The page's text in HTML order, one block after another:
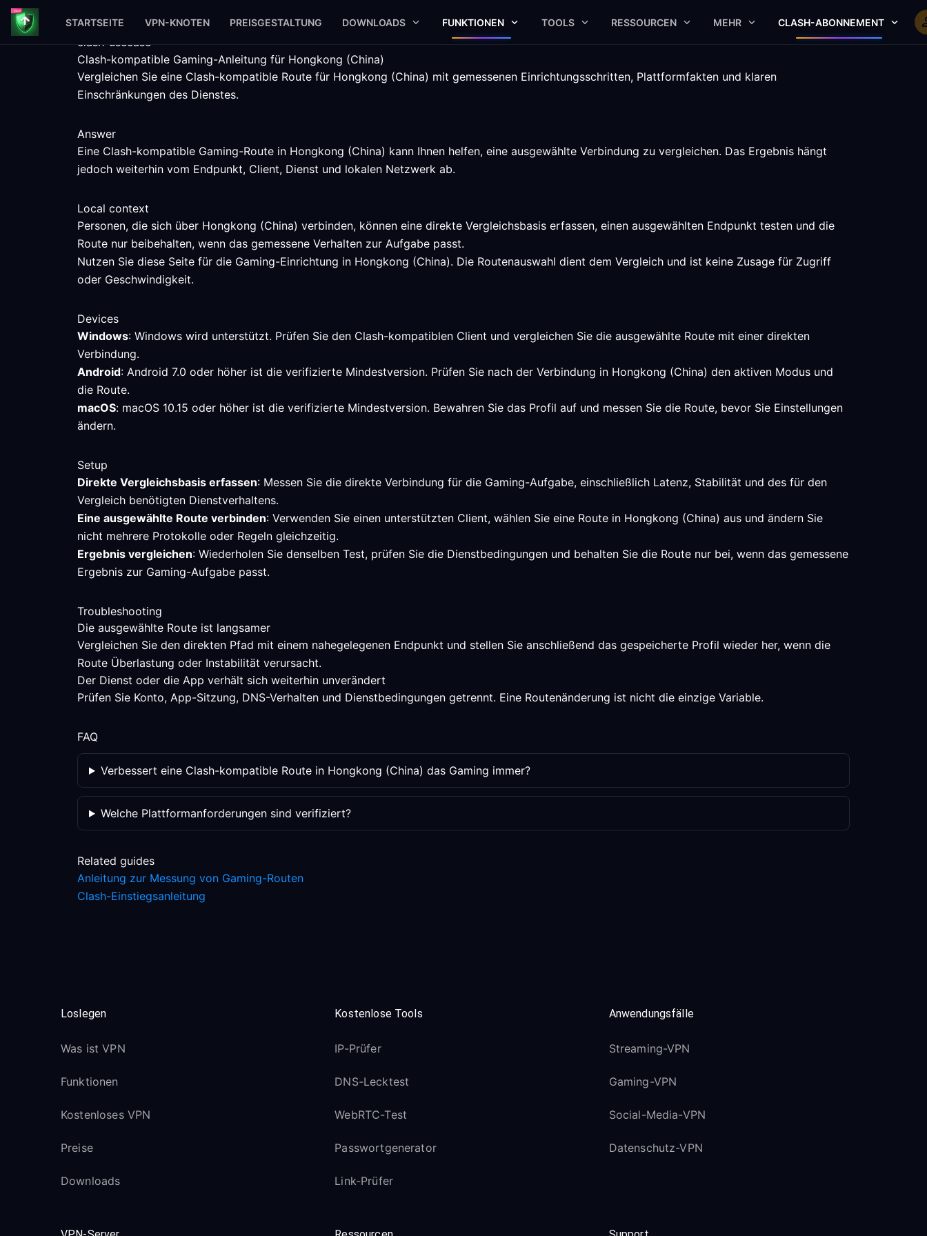
STARTSEITE VPN-KNOTEN PREISGESTALTUNG DOWNLOADS FUNKTIONEN TOOLS RESSOURCEN MEHR CLASH-ABONNEMENT
clash-usecase
Clash-kompatible Gaming-Anleitung für Hongkong (China)
Vergleichen Sie eine Clash-kompatible Route für Hongkong (China) mit gemessenen Einrichtungsschritten, Plattformfakten und klaren
Einschränkungen des Dienstes.
Answer
Eine Clash-kompatible Gaming-Route in Hongkong (China) kann Ihnen helfen, eine ausgewählte Verbindung zu vergleichen. Das Ergebnis hängt
jedoch weiterhin vom Endpunkt, Client, Dienst und lokalen Netzwerk ab.
Local context
Personen, die sich über Hongkong (China) verbinden, können eine direkte Vergleichsbasis erfassen, einen ausgewählten Endpunkt testen und die
Route nur beibehalten, wenn das gemessene Verhalten zur Aufgabe passt.
Nutzen Sie diese Seite für die Gaming-Einrichtung in Hongkong (China). Die Routenauswahl dient dem Vergleich und ist keine Zusage für Zugriff
oder Geschwindigkeit.
Devices
Windows: Windows wird unterstützt. Prüfen Sie den Clash-kompatiblen Client und vergleichen Sie die ausgewählte Route mit einer direkten
Verbindung.
Android: Android 7.0 oder höher ist die verifizierte Mindestversion. Prüfen Sie nach der Verbindung in Hongkong (China) den aktiven Modus und
die Route.
macOS: macOS 10.15 oder höher ist die verifizierte Mindestversion. Bewahren Sie das Profil auf und messen Sie die Route, bevor Sie Einstellungen
ändern.
Setup
Direkte Vergleichsbasis erfassen: Messen Sie die direkte Verbindung für die Gaming-Aufgabe, einschließlich Latenz, Stabilität und des für den
Vergleich benötigten Dienstverhaltens.
Eine ausgewählte Route verbinden: Verwenden Sie einen unterstützten Client, wählen Sie eine Route in Hongkong (China) aus und ändern Sie
nicht mehrere Protokolle oder Regeln gleichzeitig.
Ergebnis vergleichen: Wiederholen Sie denselben Test, prüfen Sie die Dienstbedingungen und behalten Sie die Route nur bei, wenn das gemessene
Ergebnis zur Gaming-Aufgabe passt.
Troubleshooting
Die ausgewählte Route ist langsamer
Vergleichen Sie den direkten Pfad mit einem nahegelegenen Endpunkt und stellen Sie anschließend das gespeicherte Profil wieder her, wenn die
Route Überlastung oder Instabilität verursacht.
Der Dienst oder die App verhält sich weiterhin unverändert
Prüfen Sie Konto, App-Sitzung, DNS-Verhalten und Dienstbedingungen getrennt. Eine Routenänderung ist nicht die einzige Variable.
FAQ
Verbessert eine Clash-kompatible Route in Hongkong (China) das Gaming immer?
Welche Plattformanforderungen sind verifiziert?
Related guides
Anleitung zur Messung von Gaming-Routen
Clash-Einstiegsanleitung
Loslegen
Was ist VPN
Funktionen
Kostenloses VPN
Preise
Downloads
Kostenlose Tools
IP-Prüfer
DNS-Lecktest
WebRTC-Test
Passwortgenerator
Link-Prüfer
Anwendungsfälle
Streaming-VPN
Gaming-VPN
Social-Media-VPN
Datenschutz-VPN